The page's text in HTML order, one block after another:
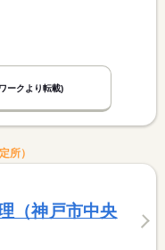
ークより転載)
所）
（神戸市中央